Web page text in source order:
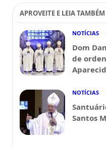
APROVEITE E LEIA TAMBÉM
NOTÍCIAS
Dom
de
NOTÍCIAS
Santos